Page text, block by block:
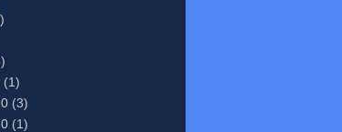
(1)
(3)
(1)